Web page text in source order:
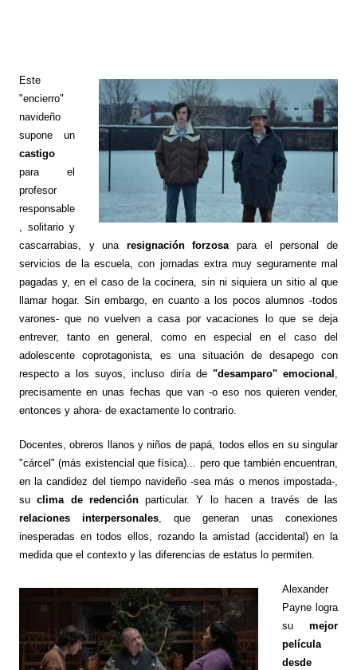
Este
"encierro"
navideño
supone un
castigo
para el
profesor
responsable
, solitario y
cascarrabias, y una resignación forzosa para el personal de
servicios de la escuela, con jornadas extra muy seguramente mal
pagadas y, en el caso de la cocinera, sin ni siquiera un sitio al que
llamar hogar. Sin embargo, en cuanto a los pocos alumnos -todos
varones- que no vuelven a casa por vacaciones lo que se deja
entrever, tanto en general, como en especial en el caso del
adolescente coprotagonista, es una situación de desapego con
respecto a los suyos, incluso diría de "desamparo" emocional
precisamente en unas fechas que van -o eso nos quieren vender,
entonces y ahora- de exactamente lo contrario.
Docentes, obreros llanos y niños de papá, todos ellos en su singular
"cárcel" (más existencial que física)... pero que también encuentran,
en la candidez del tiempo navideño -sea más o menos impostada-,
suclima de redenciónparticular. Y lo hacen a través de las
relaciones interpersonales, que generan unas conexiones
inesperadas en todos ellos, rozando la amistad (accidental) en la
medida que el contexto y las diferencias de estatus lo permiten.
Alexander
Payne logra
sumejor
película
desde